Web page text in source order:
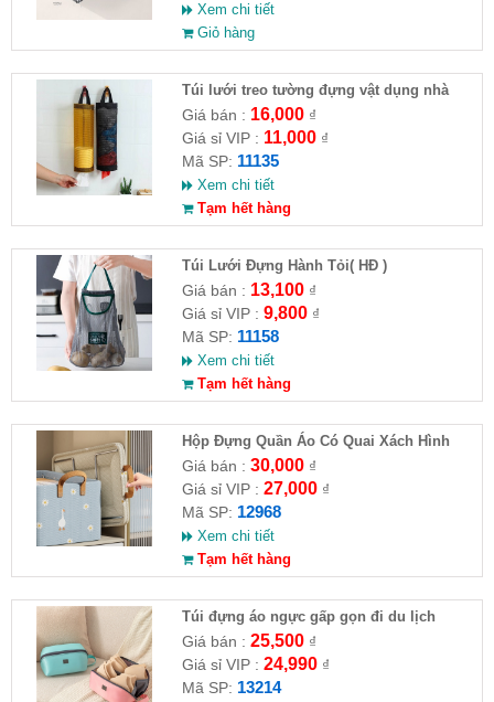
Xem chi tiết
Giỏ hàng
Túi lưới treo tường đựng vật dụng nhà
bếp 37.5x16x5cm
Giá bán : 16,000₫
Giá sỉ VIP : 11,000₫
Mã SP: 11135
Xem chi tiết
Tạm hết hàng
Túi Lưới Đựng Hành Tỏi( HĐ )
Giá bán : 13,100₫
Giá sỉ VIP : 9,800₫
Mã SP: 11158
Xem chi tiết
Tạm hết hàng
Hộp Đựng Quần Áo Có Quai Xách Hình
Hoa Cúc 47x28x20cm
Giá bán : 30,000₫
Giá sỉ VIP : 27,000₫
Mã SP: 12968
Xem chi tiết
Tạm hết hàng
Túi đựng áo ngực gấp gọn đi du lịch
Giá bán : 25,500₫
Giá sỉ VIP : 24,990₫
Mã SP: 13214